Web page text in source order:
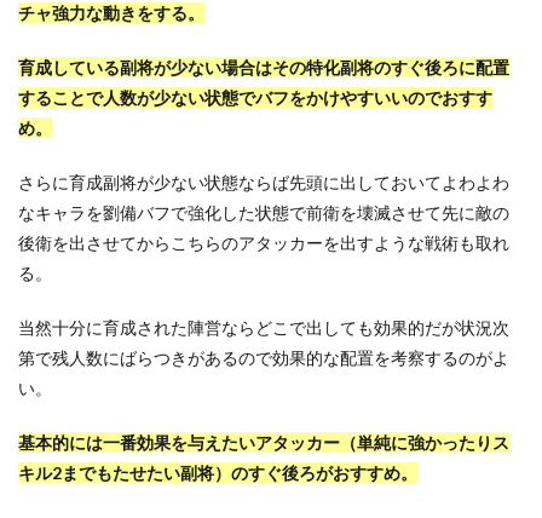
チャ強力な動きをする。
育成している副将が少ない場合はその特化副将のすぐ後ろに配置
することで人数が少ない状態でバフをかけやすいいのでおすす
め。
さらに育成副将が少ない状態ならば先頭に出しておいてよわよわ
なキャラを劉備バフで強化した状態で前衛を壊滅させて先に敵の
後衛を出させてからこちらのアタッカーを出すような戦術も取れ
る。
当然十分に育成された陣営ならどこで出しても効果的だが状況次
第で残人数にばらつきがあるので効果的な配置を考察するのがよ
い。
基本的には一番効果を与えたいアタッカー（単純に強かったりス
キル2までもたせたい副将）のすぐ後ろがおすすめ。